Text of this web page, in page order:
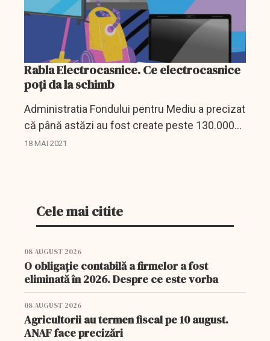
Rabla Electrocasnice. Ce electrocasnice
poți da la schimb
Administratia Fondului pentru Mediu a precizat
că până astăzi au fost create peste 130.000
de conturi de utilizator.
18 MAI 2021
Cele mai citite
08 AUGUST 2026
O obligație contabilă a firmelor a fost
eliminată în 2026. Despre ce este vorba
08 AUGUST 2026
Agricultorii au termen fiscal pe 10 august.
ANAF face precizări